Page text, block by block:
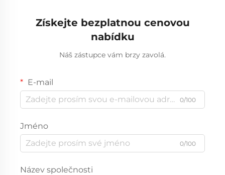
Získejte bezplatnou cenovou
nabídku
Náš zástupce vám brzy zavolá.
E-mail
0/100
Jméno
0/100
Název společnosti